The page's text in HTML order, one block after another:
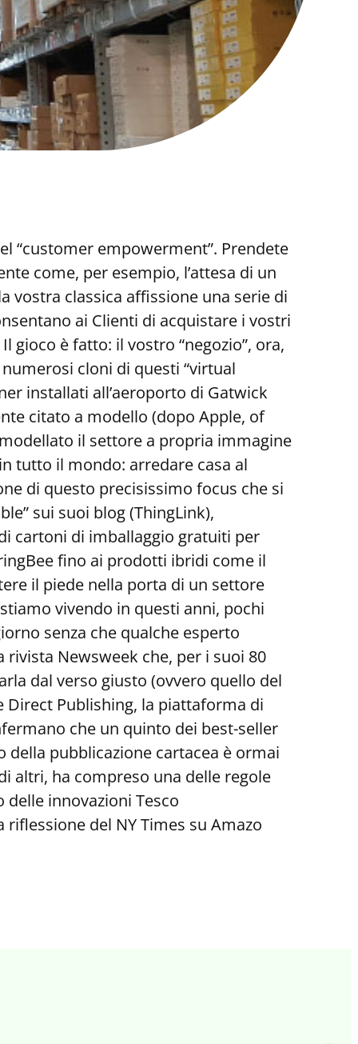
“customer empowerment”. Prendete
come, per esempio, l’attesa di un
vostra classica affissione una serie di
ai Clienti di acquistare i vostri
è fatto: il vostro “negozio”, ora,
cloni di questi “virtual
installati all’aeroporto di Gatwick
citato a modello (dopo Apple, of
il settore a propria immagine
tutto il mondo: arredare casa al
di questo precisissimo focus che si
sui suoi blog (ThingLink),
cartoni di imballaggio gratuiti per
fino ai prodotti ibridi come il
il piede nella porta di un settore
vivendo in questi anni, pochi
senza che qualche esperto
Newsweek che, per i suoi 80
dal verso giusto (ovvero quello del
Direct Publishing, la piattaforma di
che un quinto dei best-seller
della pubblicazione cartacea è ormai
altri, ha compreso una delle regole
delle innovazioni Tesco
del NY Times su Amazo